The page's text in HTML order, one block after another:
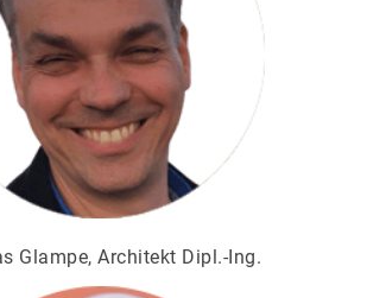
Glampe, Architekt Dipl.-Ing.